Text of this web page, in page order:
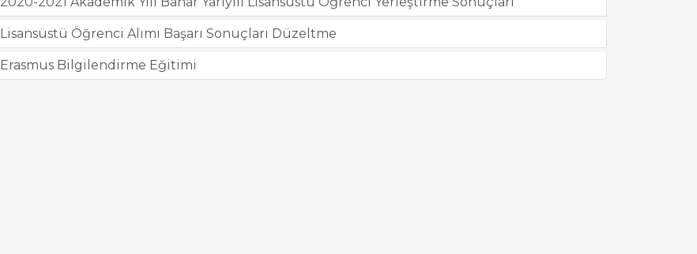
Lisansüstü Öğrenci Alımı Başarı Sonuçları Düzeltme
Erasmus Bilgilendirme Eğitimi